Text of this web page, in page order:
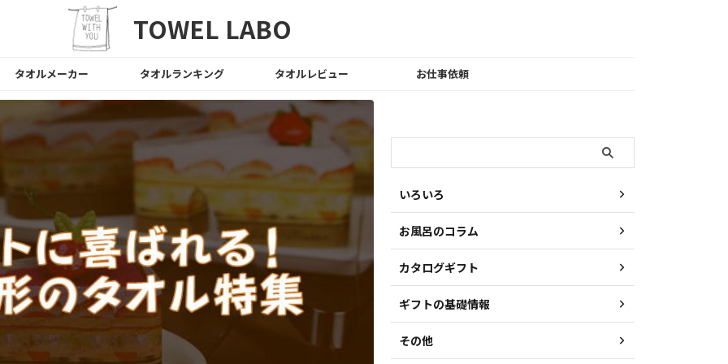
TOWEL LABO
タオルメーカー タオルランキング タオルレビュー お仕事依頼
いろいろ
お風呂のコラム
カタログギフト
ギフトの基礎情報
その他